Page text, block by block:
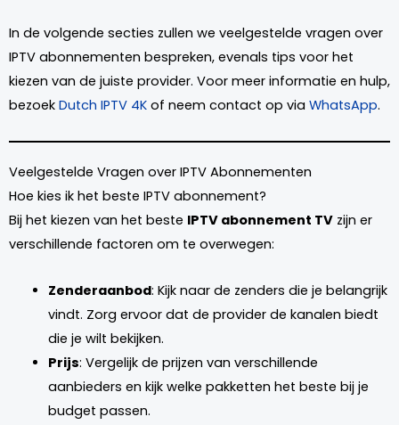
In de volgende secties zullen we veelgestelde vragen over
IPTV abonnementen bespreken, evenals tips voor het
kiezen van de juiste provider. Voor meer informatie en hulp,
bezoek Dutch IPTV 4K of neem contact op via WhatsApp.
Veelgestelde Vragen over IPTV Abonnementen
Hoe kies ik het beste IPTV abonnement?
Bij het kiezen van het beste IPTV abonnement TV zijn er
verschillende factoren om te overwegen:
Zenderaanbod: Kijk naar de zenders die je belangrijk
vindt. Zorg ervoor dat de provider de kanalen biedt
die je wilt bekijken.
Prijs: Vergelijk de prijzen van verschillende
aanbieders en kijk welke pakketten het beste bij je
budget passen.